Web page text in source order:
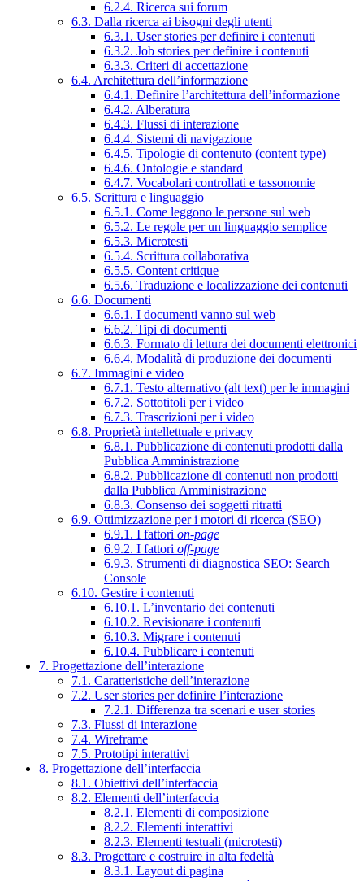
6.2.4. Ricerca sui forum
6.3. Dalla ricerca ai bisogni degli utenti
6.3.1. User stories per definire i contenuti
6.3.2. Job stories per definire i contenuti
6.3.3. Criteri di accettazione
6.4. Architettura dell’informazione
6.4.1. Definire l’architettura dell’informazione
6.4.2. Alberatura
6.4.3. Flussi di interazione
6.4.4. Sistemi di navigazione
6.4.5. Tipologie di contenuto (content type)
6.4.6. Ontologie e standard
6.4.7. Vocabolari controllati e tassonomie
6.5. Scrittura e linguaggio
6.5.1. Come leggono le persone sul web
6.5.2. Le regole per un linguaggio semplice
6.5.3. Microtesti
6.5.4. Scrittura collaborativa
6.5.5. Content critique
6.5.6. Traduzione e localizzazione dei contenuti
6.6. Documenti
6.6.1. I documenti vanno sul web
6.6.2. Tipi di documenti
6.6.3. Formato di lettura dei documenti elettronici
6.6.4. Modalità di produzione dei documenti
6.7. Immagini e video
6.7.1. Testo alternativo (alt text) per le immagini
6.7.2. Sottotitoli per i video
6.7.3. Trascrizioni per i video
6.8. Proprietà intellettuale e privacy
6.8.1. Pubblicazione di contenuti prodotti dalla
Pubblica Amministrazione
6.8.2. Pubblicazione di contenuti non prodotti
dalla Pubblica Amministrazione
6.8.3. Consenso dei soggetti ritratti
6.9. Ottimizzazione per i motori di ricerca (SEO)
6.9.1. I fattori on-page
6.9.2. I fattori off-page
6.9.3. Strumenti di diagnostica SEO: Search
Console
6.10. Gestire i contenuti
6.10.1. L’inventario dei contenuti
6.10.2. Revisionare i contenuti
6.10.3. Migrare i contenuti
6.10.4. Pubblicare i contenuti
7. Progettazione dell’interazione
7.1. Caratteristiche dell’interazione
7.2. User stories per definire l’interazione
7.2.1. Differenza tra scenari e user stories
7.3. Flussi di interazione
7.4. Wireframe
7.5. Prototipi interattivi
8. Progettazione dell’interfaccia
8.1. Obiettivi dell’interfaccia
8.2. Elementi dell’interfaccia
8.2.1. Elementi di composizione
8.2.2. Elementi interattivi
8.2.3. Elementi testuali (microtesti)
8.3. Progettare e costruire in alta fedeltà
8.3.1. Layout di pagina